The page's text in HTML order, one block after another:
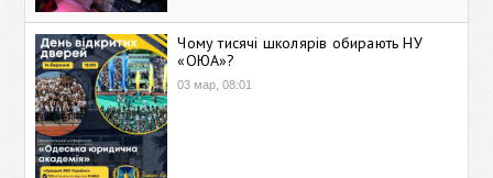
Чому тисячі школярів обирають НУ
«ОЮА»?
03 мар, 08:01